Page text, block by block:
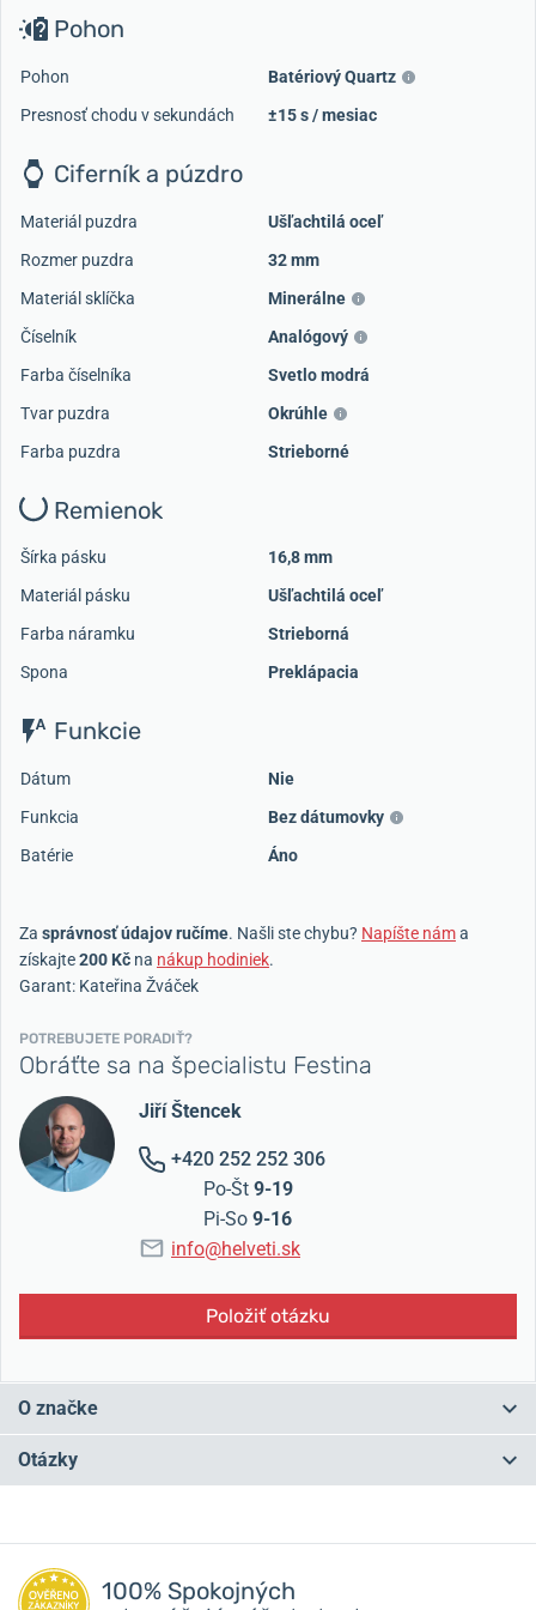
Pohon
Pohon
Batériový Quartz
Presnosť chodu v sekundách
±15 s / mesiac
Ciferník a púzdro
Materiál puzdra
Ušľachtilá oceľ
Rozmer puzdra
32 mm
Materiál sklíčka
Minerálne
Číselník
Analógový
Farba číselníka
Svetlo modrá
Tvar puzdra
Okrúhle
Farba puzdra
Strieborné
Remienok
Šírka pásku
16,8 mm
Materiál pásku
Ušľachtilá oceľ
Farba náramku
Strieborná
Spona
Preklápacia
Funkcie
Dátum
Nie
Funkcia
Bez dátumovky
Batérie
Áno
Za správnosť údajov ručíme. Našli ste chybu? Napíšte náma
získajte200 Kč na nákup hodiniek.
Garant: Kateřina Žváček
POTREBUJETE PORADIŤ?
Obráťte sa na špecialistu Festina
Jiří Štencek
+420 252 252 306
Po-Št 9-19
Pi-So 9-16
info@helveti.sk
Položiť otázku
O značke
značka vzniká.
S viac ako storočnou tradíciou sa Festina stala veľmi populárnym
výrobcom hodiniek, ktorých dizajn nasleduje aktuálne módne
Otázky
Máte otázku? Zanechajte nám komentár
Pridať dotaz
100% Spokojných